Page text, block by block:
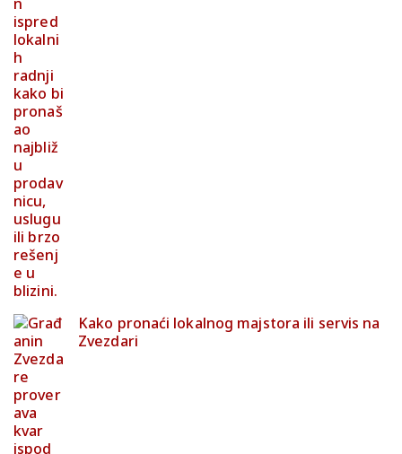
Kako pronaći lokalnog majstora ili servis na
Zvezdari